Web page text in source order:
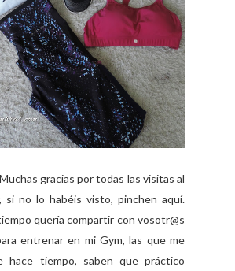
gracias por todas las visitas al
si no lo habéis visto, pinchen aquí.
quería compartir con vosotr@s
entrenar en mi Gym, las que me
hace tiempo, saben que práctico